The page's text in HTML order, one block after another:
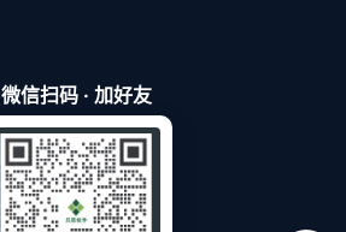
微信扫码 · 加好友